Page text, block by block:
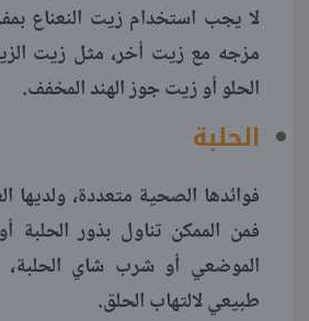
لا يجب استخدام زيت النعناع
مزجه مع زيت أخر، مثل زيت
الحلو أو زيت جوز الهند المخفف.
الحلبة
فوائدها الصحية متعددة، ولديها
فمن الممكن تناول بذور الحلبة
الموضعي أو شرب شاي الحلبة،
طبيعي لالتهاب الحلق.